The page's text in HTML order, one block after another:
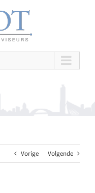
Vorige Volgende